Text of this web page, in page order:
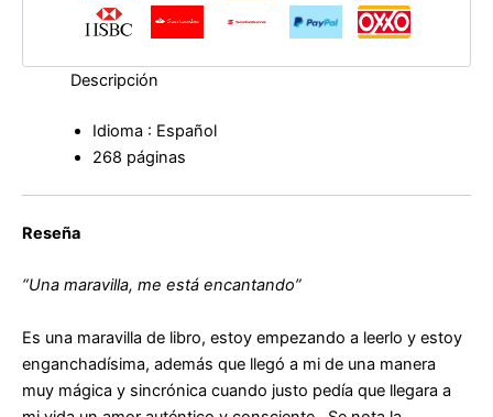
Descripción
Idioma : Español
268 páginas
Reseña
“Una maravilla, me está encantando”
Es una maravilla de libro, estoy empezando a leerlo y estoy
enganchadísima, además que llegó a mi de una manera
muy mágica y sincrónica cuando justo pedía que llegara a